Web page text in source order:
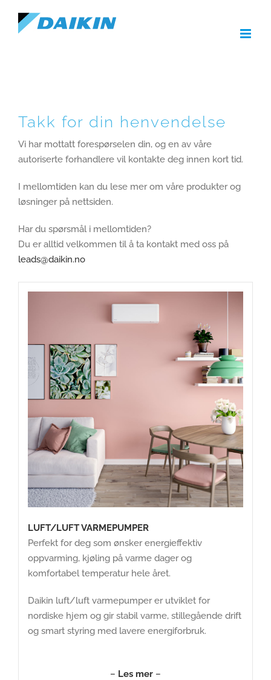
content
Takk for din henvendelse
Vi har mottatt forespørselen din, og en av våre
autoriserte forhandlere vil kontakte deg innen kort tid.
I mellomtiden kan du lese mer om våre produkter og
løsninger på nettsiden.
Har du spørsmål i mellomtiden?
Du er alltid velkommen til å ta kontakt med oss på
leads@daikin.no
LUFT/LUFT VARMEPUMPER
Perfekt for deg som ønsker energieffektiv
oppvarming, kjøling på varme dager og
komfortabel temperatur hele året.
Daikin luft/luft varmepumper er utviklet for
nordiske hjem og gir stabil varme, stillegående drift
og smart styring med lavere energiforbruk.
– Les mer –